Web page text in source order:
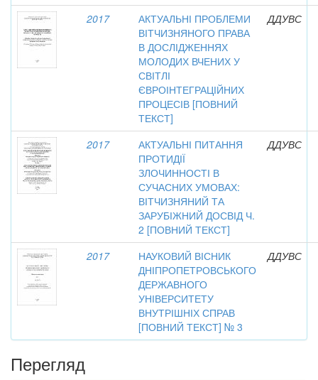
2017
АКТУАЛЬНІ ПРОБЛЕМИ
ВІТЧИЗНЯНОГО ПРАВА
В ДОСЛІДЖЕННЯХ
МОЛОДИХ ВЧЕНИХ У
СВІТЛІ
ЄВРОІНТЕГРАЦІЙНИХ
ПРОЦЕСІВ [ПОВНИЙ
ТЕКСТ]
ДДУВС
2017
АКТУАЛЬНІ ПИТАННЯ
ПРОТИДІЇ
ЗЛОЧИННОСТІ В
СУЧАСНИХ УМОВАХ:
ВІТЧИЗНЯНИЙ ТА
ЗАРУБІЖНИЙ ДОСВІД Ч.
2 [ПОВНИЙ ТЕКСТ]
ДДУВС
2017
НАУКОВИЙ ВІСНИК
ДНІПРОПЕТРОВСЬКОГО
ДЕРЖАВНОГО
УНІВЕРСИТЕТУ
ВНУТРІШНІХ СПРАВ
[ПОВНИЙ ТЕКСТ] № 3
ДДУВС
Перегляд